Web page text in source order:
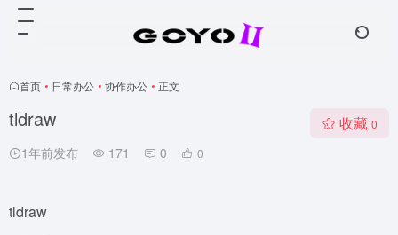
首页 • 日常办公 • 协作办公 • 正文
tldraw
1年前发布 171 0 0
收藏 0
tldraw